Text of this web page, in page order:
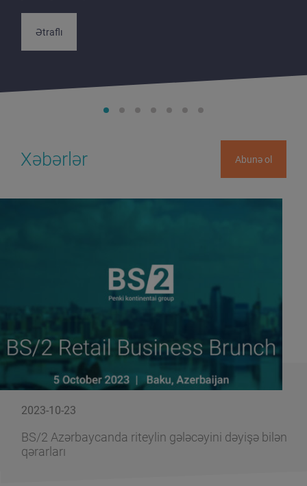
Ətraflı
Xəbərlər Abunə ol
2023-10-23
BS/2 Azərbaycanda riteylin gələcəyini dəyişə bilən
qərarları